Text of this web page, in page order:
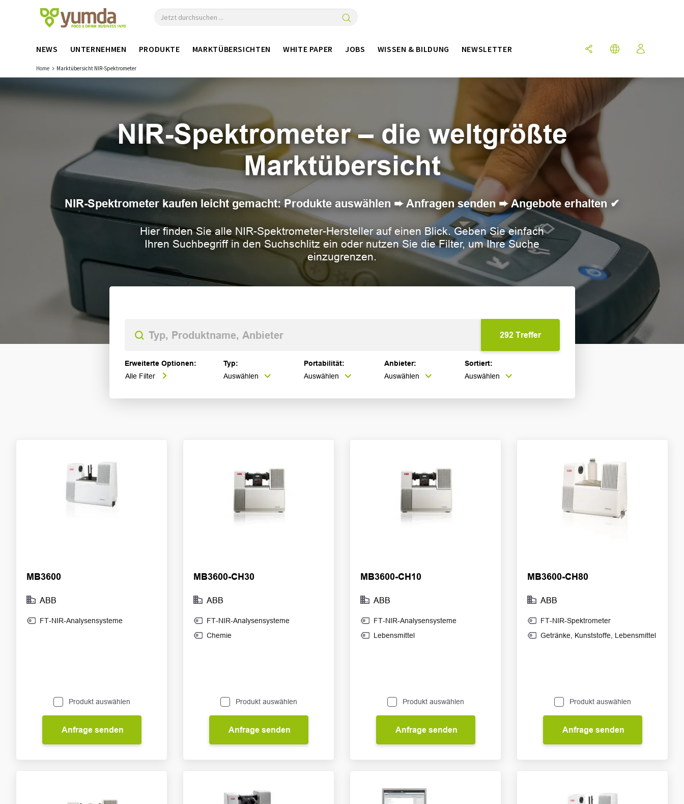
NEWS UNTERNEHMEN PRODUKTE MARKTÜBERSICHTEN WHITE PAPER JOBS WISSEN & BILDUNG NEWSLETTER
Home Marktübersicht NIR-Spektrometer
NIR-Spektrometer – die weltgrößte
Marktübersicht
NIR-Spektrometer kaufen leicht gemacht: Produkte auswählen ➨ Anfragen senden ➨ Angebote erhalten ✔
Hier finden Sie alle NIR-Spektrometer-Hersteller auf einen Blick. Geben Sie einfach
Ihren Suchbegriff in den Suchschlitz ein oder nutzen Sie die Filter, um Ihre Suche
einzugrenzen.
Erweiterte Optionen:
Alle Filter
Typ:
Auswählen
Portabilität:
Auswählen
Anbieter:
Auswählen
Sortiert:
Auswählen
MB3600
ABB
FT-NIR-Analysensysteme
Produkt auswählen
Anfrage senden
MB3600-CH30
ABB
FT-NIR-Analysensysteme
Chemie
Produkt auswählen
Anfrage senden
MB3600-CH10
ABB
FT-NIR-Analysensysteme
Lebensmittel
Produkt auswählen
Anfrage senden
MB3600-CH80
ABB
FT-NIR-Spektrometer
Getränke Kunststoffe Lebensmittel
Produkt auswählen
Anfrage senden